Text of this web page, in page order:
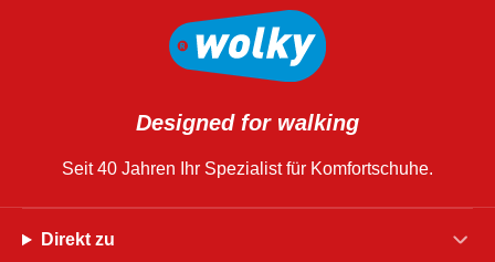
Designed for walking
Seit 40 Jahren Ihr Spezialist für Komfortschuhe.
Direkt zu